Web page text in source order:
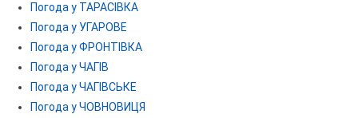
Погода у ТАРАСІВКА
Погода у УГАРОВЕ
Погода у ФРОНТІВКА
Погода у ЧАГІВ
Погода у ЧАГІВСЬКЕ
Погода у ЧОВНОВИЦЯ